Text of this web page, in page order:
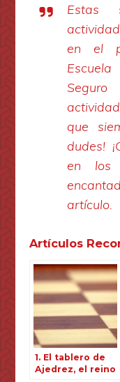
¿A
Alfil?
Estas
en el
que
dudes!
en los
artículo.
Artículos
1. El tablero de
Ajedrez, el reino